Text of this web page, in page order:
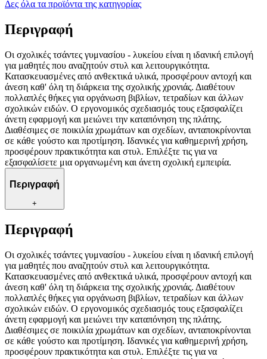
Δες όλα τα προϊόντα της κατηγορίας
Περιγραφή
Οι σχολικές τσάντες γυμνασίου - λυκείου είναι η ιδανική επιλογή
για μαθητές που αναζητούν στυλ και λειτουργικότητα.
Κατασκευασμένες από ανθεκτικά υλικά, προσφέρουν αντοχή και
άνεση καθ' όλη τη διάρκεια της σχολικής χρονιάς. Διαθέτουν
πολλαπλές θήκες για οργάνωση βιβλίων, τετραδίων και άλλων
σχολικών ειδών. Ο εργονομικός σχεδιασμός τους εξασφαλίζει
άνετη εφαρμογή και μειώνει την καταπόνηση της πλάτης.
Διαθέσιμες σε ποικιλία χρωμάτων και σχεδίων, ανταποκρίνονται
σε κάθε γούστο και προτίμηση. Ιδανικές για καθημερινή χρήση,
προσφέρουν πρακτικότητα και στυλ. Επιλέξτε τις για να
εξασφαλίσετε μια οργανωμένη και άνετη σχολική εμπειρία.
Περιγραφή
+
Περιγραφή
Οι σχολικές τσάντες γυμνασίου - λυκείου είναι η ιδανική επιλογή
για μαθητές που αναζητούν στυλ και λειτουργικότητα.
Κατασκευασμένες από ανθεκτικά υλικά, προσφέρουν αντοχή και
άνεση καθ' όλη τη διάρκεια της σχολικής χρονιάς. Διαθέτουν
πολλαπλές θήκες για οργάνωση βιβλίων, τετραδίων και άλλων
σχολικών ειδών. Ο εργονομικός σχεδιασμός τους εξασφαλίζει
άνετη εφαρμογή και μειώνει την καταπόνηση της πλάτης.
Διαθέσιμες σε ποικιλία χρωμάτων και σχεδίων, ανταποκρίνονται
σε κάθε γούστο και προτίμηση. Ιδανικές για καθημερινή χρήση,
προσφέρουν πρακτικότητα και στυλ. Επιλέξτε τις για να